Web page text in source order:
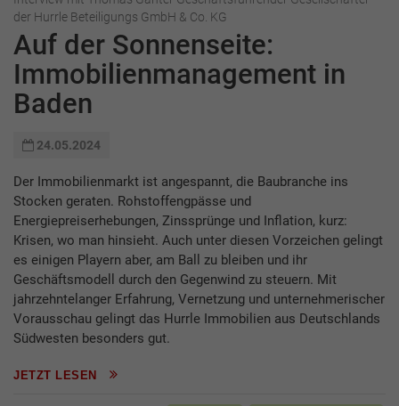
der Hurrle Beteiligungs GmbH & Co. KG
Auf der Sonnenseite:
Immobilienmanagement in
Baden
24.05.2024
Der Immobilienmarkt ist angespannt, die Baubranche ins
Stocken geraten. Rohstoffengpässe und
Energiepreiserhebungen, Zinssprünge und Inflation, kurz:
Krisen, wo man hinsieht. Auch unter diesen Vorzeichen gelingt
es einigen Playern aber, am Ball zu bleiben und ihr
Geschäftsmodell durch den Gegenwind zu steuern. Mit
jahrzehntelanger Erfahrung, Vernetzung und unternehmerischer
Vorausschau gelingt das Hurrle Immobilien aus Deutschlands
Südwesten besonders gut.
JETZT LESEN